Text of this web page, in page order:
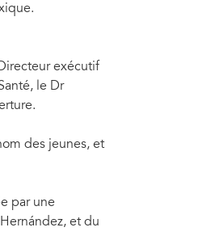
exécutif
le Dr
des jeunes, et
par une
et du